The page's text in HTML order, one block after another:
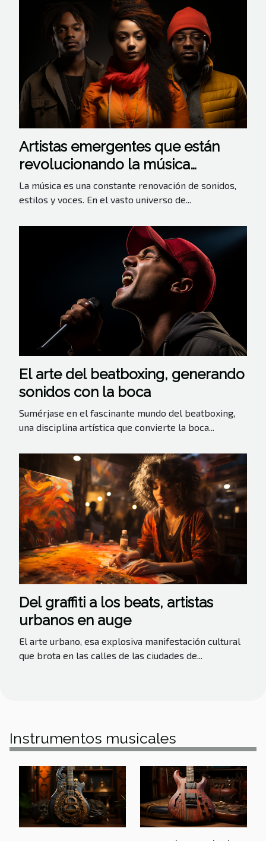
Artistas emergentes que están
revolucionando la música
independiente
La música es una constante renovación de sonidos,
estilos y voces. En el vasto universo de...
El arte del beatboxing, generando
sonidos con la boca
Sumérjase en el fascinante mundo del beatboxing,
una disciplina artística que convierte la boca...
Del graffiti a los beats, artistas
urbanos en auge
El arte urbano, esa explosiva manifestación cultural
que brota en las calles de las ciudades de...
Instrumentos musicales